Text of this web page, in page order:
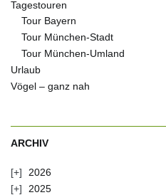
Tagestouren
Tour Bayern
Tour München-Stadt
Tour München-Umland
Urlaub
Vögel – ganz nah
ARCHIV
2026
2025